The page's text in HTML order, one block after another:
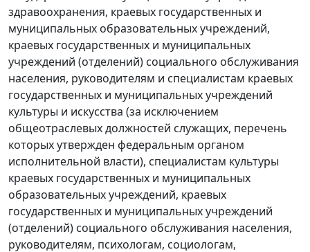
здравоохранения, краевых государственных и
муниципальных образовательных учреждений,
краевых государственных и муниципальных
учреждений (отделений) социального обслуживания
населения, руководителям и специалистам краевых
государственных и муниципальных учреждений
культуры и искусства (за исключением
общеотраслевых должностей служащих, перечень
которых утвержден федеральным органом
исполнительной власти), специалистам культуры
краевых государственных и муниципальных
образовательных учреждений, краевых
государственных и муниципальных учреждений
(отделений) социального обслуживания населения,
руководителям, психологам, социологам,